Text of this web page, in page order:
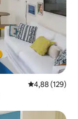
Gemiddelde
4,88 (129)